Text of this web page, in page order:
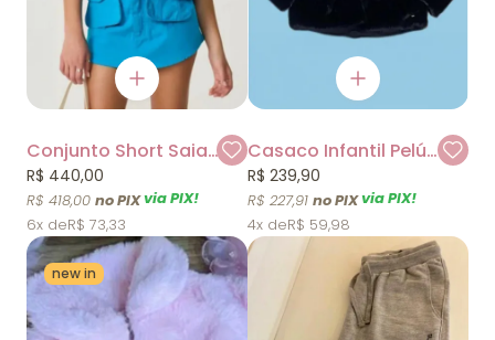
Conjunto Short Saia e Jaqueta Fruto
R$ 418,00 via PIX!
R$ 440,00
6x R$ 73,33
Casaco Infantil Pelúcia Preto Petit Cherie
R$ 227,91 via PIX!
R$ 239,90
4x R$ 59,98
new in